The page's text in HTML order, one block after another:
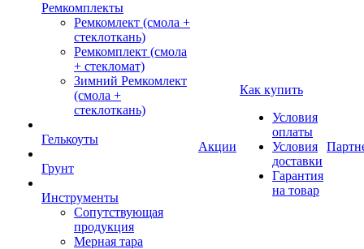
Ремкомплекты
Ремкомлект (смола +
стеклоткань)
Ремкомплект (смола
+ стекломат)
Зимний Ремкомлект
(смола +
стеклоткань)
Гелькоуты
Грунт
Инструменты
Сопутствующая
продукция
Мерная тара
Акции
Как купить
Условия
оплаты
Условия
доставки
Гарантия
на товар